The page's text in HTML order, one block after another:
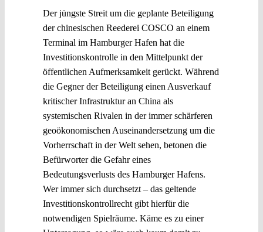
Der jüngste Streit um die geplante Beteiligung
der chinesischen Reederei COSCO an einem
Terminal im Hamburger Hafen hat die
Investitionskontrolle in den Mittelpunkt der
öffentlichen Aufmerksamkeit gerückt. Während
die Gegner der Beteiligung einen Ausverkauf
kritischer Infrastruktur an China als
systemischen Rivalen in der immer schärferen
geoökonomischen Auseinandersetzung um die
Vorherrschaft in der Welt sehen, betonen die
Befürworter die Gefahr eines
Bedeutungsverlusts des Hamburger Hafens.
Wer immer sich durchsetzt – das geltende
Investitionskontrollrecht gibt hierfür die
notwendigen Spielräume. Käme es zu einer